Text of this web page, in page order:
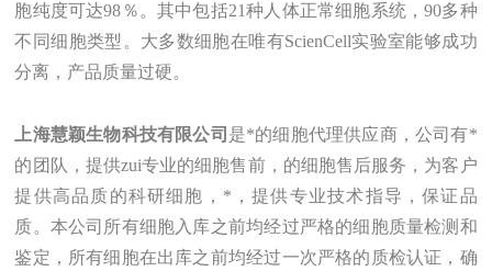
胞纯度可达98％。其中包括21种人体正常细胞系统，90多种
不同细胞类型。大多数细胞在唯有ScienCell实验室能够成功
分离，产品质量过硬。
上海慧颖生物科技有限公司 是*的细胞代理供应商，公司有*
的团队，提供zui专业的细胞售前，的细胞售后服务 ，为客户
提供高品质的科研细胞 ， *，提供专业技术指导 ，保证品
质。 本公司所有细胞入库之前均经过严格的细胞质量检测和
鉴定，所有细胞在出库之前均经过一次严格的质检认证，确